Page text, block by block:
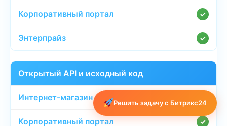
✓
✓
Открытый API и исходный код
✓
Решить задачу с Битрикс24